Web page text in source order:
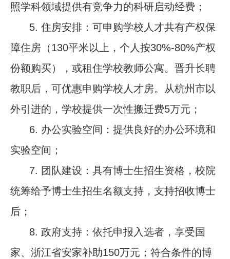
照学科领域提供有竞争力的科研启动经费；
5. 住房安排：可申购学校人才共有产权保
障住房（130平米以上，个人按30%-80%产权
份额购买），或租住学校教师公寓。晋升长聘
教职后，可优惠申购学校人才房。从杭州市以
外引进的，学校提供一次性搬迁费5万元；
6. 办公实验空间：提供良好的办公环境和
实验空间；
7. 团队建设：具有博士生招生资格，校院
统筹给予博士生招生名额支持，支持招收博士
后；
8. 政府支持： 依托申报入选者，享受国
家、浙江省安家补助150万元；符合条件的博